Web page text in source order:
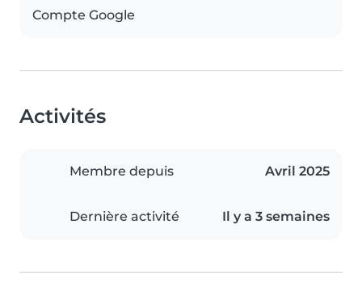
Compte Google
Activités
Membre depuis Avril 2025
Dernière activité Il y a 3 semaines